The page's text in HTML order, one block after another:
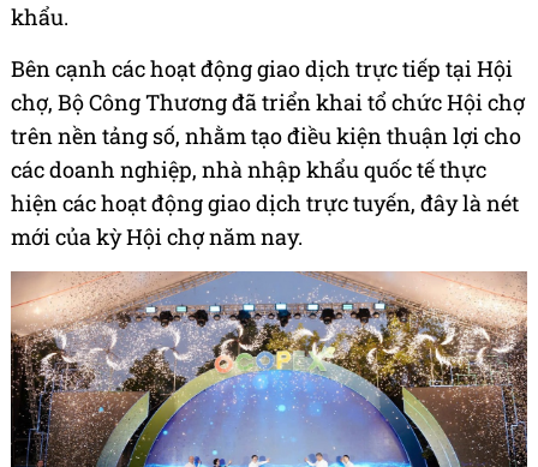
khẩu.
Bên cạnh các hoạt động giao dịch trực tiếp tại Hội
chợ, Bộ Công Thương đã triển khai tổ chức Hội chợ
trên nền tảng số, nhằm tạo điều kiện thuận lợi cho
các doanh nghiệp, nhà nhập khẩu quốc tế thực
hiện các hoạt động giao dịch trực tuyến, đây là nét
mới của kỳ Hội chợ năm nay.